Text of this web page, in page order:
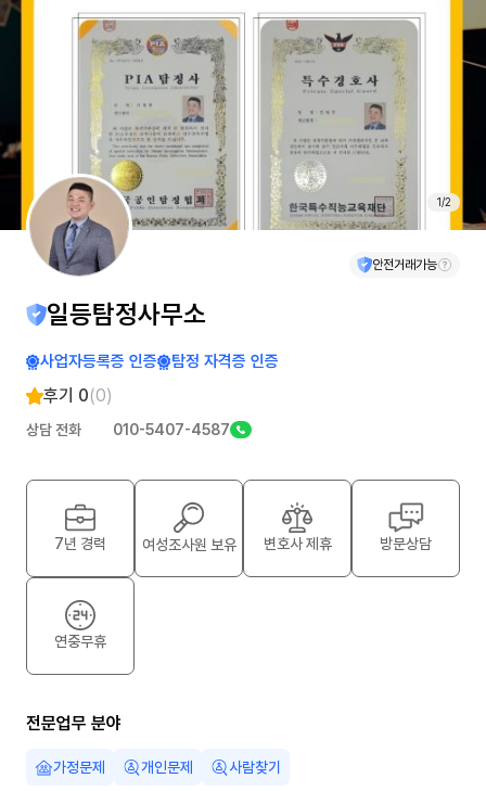
1/2
안전거래가능
일등탐정사무소
사업자등록증 인증 탐정 자격증 인증
후기 0(0)
상담 전화 010-5407-4587
7년 경력 여성조사원 보유 변호사 제휴 방문상담
연중무휴
전문업무 분야
가정문제 개인문제 사람찾기